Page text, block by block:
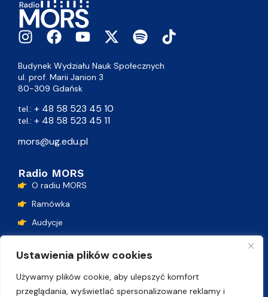
Ustawienia plików cookies
Używamy plików cookie, aby ulepszyć komfort
przeglądania, wyświetlać spersonalizowane reklamy i
Budynek Wydziału Nauk Społecznych
ul. prof. Marii Janion 3
80-309 Gdańsk
tel.: + 48 58 523 45 10
tel.: + 48 58 523 45 11
mors@ug.edu.pl
Radio MORS
O radiu MORS
Ramówka
Audycje
Lista przebojów
Kontakt